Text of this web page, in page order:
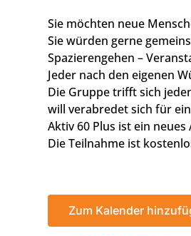
Sie möchten neue
Sie würden gerne
Spazierengehen –
Jeder nach den eigenen
Die Gruppe trifft sich
will verabredet sich für
Aktiv 60 Plus ist ein
Die Teilnahme ist
Zum Kalender